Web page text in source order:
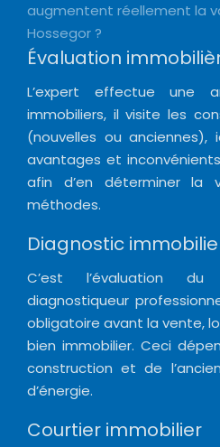
augmentent réellement la
Hossegor ?
Évaluation
L’expert effectue une
immobiliers, il visite les
(nouvelles ou anciennes),
avantages et
afin d’en déterminer la
méthodes.
Diagnostic
C’est l’évaluation
diagnostiqueur
obligatoire avant la vente,
bien immobilier. Ceci
construction et de
d’énergie.
Courtier immobilier